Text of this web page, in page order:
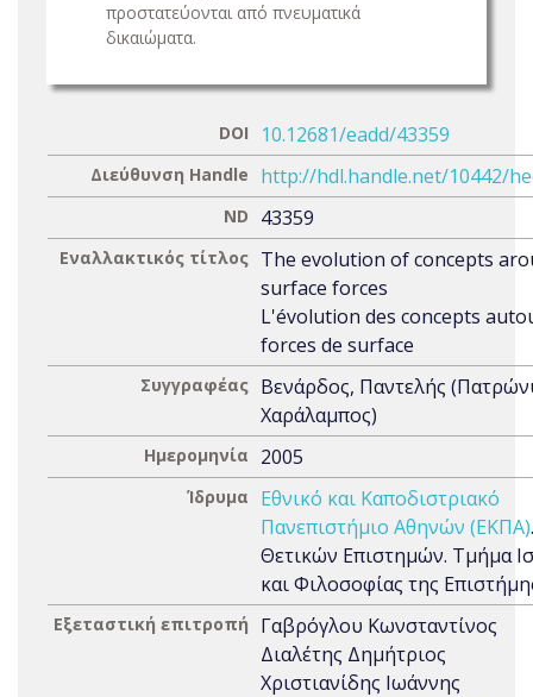
προστατεύονται από πνευματικά
δικαιώματα.
DOI 10.12681/eadd/43359
Διεύθυνση Handle http://hdl.handle.net/10442/
ND 43359
Εναλλακτικός τίτλος The evolution of concepts
surface forces
L'évolution des concepts
forces de surface
Συγγραφέας Βενάρδος, Παντελής
Χαράλαμπος)
Ημερομηνία 2005
Ίδρυμα
Εθνικό και Καποδιστριακό
Πανεπιστήμιο Αθηνών (ΕΚΠΑ)
Θετικών Επιστημών. Τμήμα
και Φιλοσοφίας της
Εξεταστική επιτροπή
Γαβρόγλου Κωνσταντίνος
Διαλέτης Δημήτριος
Χριστιανίδης Ιωάννης